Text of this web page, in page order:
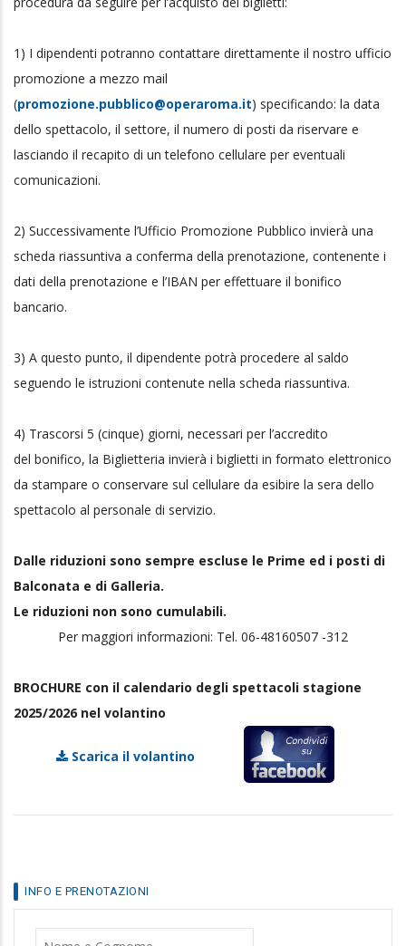
1) I dipendenti potranno contattare direttamente il nostro ufficio
promozione a mezzo mail
(promozione.pubblico@operaroma.it) specificando: la data
dello spettacolo, il settore, il numero di posti da riservare e
lasciando il recapito di un telefono cellulare per eventuali
comunicazioni.
2) Successivamente l’Ufficio Promozione Pubblico invierà una
scheda riassuntiva a conferma della prenotazione, contenente i
dati della prenotazione e l’IBAN per effettuare il bonifico
bancario.
3) A questo punto, il dipendente potrà procedere al saldo
seguendo le istruzioni contenute nella scheda riassuntiva.
4) Trascorsi 5 (cinque) giorni, necessari per l’accredito
del bonifico, la Biglietteria invierà i biglietti in formato elettronico
da stampare o conservare sul cellulare da esibire la sera dello
spettacolo al personale di servizio.
Dalle riduzioni sono sempre escluse le Prime ed i posti di
Balconata e di Galleria.
Le riduzioni non sono cumulabili.
Per maggiori informazioni: Tel. 06-48160507 -312
BROCHURE con il calendario degli spettacoli stagione
2025/2026 nel volantino
Scarica il volantino
INFO E PRENOTAZIONI
Nome